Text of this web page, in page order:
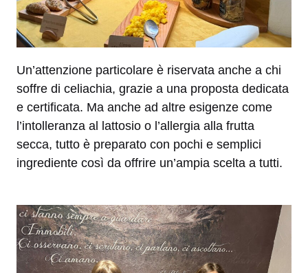
Un’attenzione particolare è riservata anche a chi
soffre di celiachia, grazie a una proposta dedicata
e certificata. Ma anche ad altre esigenze come
l’intolleranza al lattosio o l’allergia alla frutta
secca, tutto è preparato con pochi e semplici
ingrediente così da offrire un’ampia scelta a tutti.